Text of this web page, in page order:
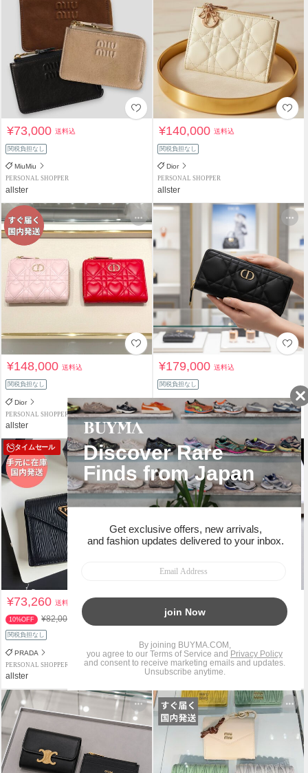
¥73,000送料込
関税負担なし
MiuMiu
PERSONAL SHOPPER
allster
¥140,000送料込
関税負担なし
Dior
PERSONAL SHOPPER
allster
¥148,000送料込
関税負担なし
Dior
PERSONAL SHOPPER
allster
¥179,000送料込
関税負担なし
PERSONAL SHOPPER
allster
タイムセール
¥73,260送料込
10%OFF ¥82,000
関税負担なし
PRADA
PERSONAL SHOPPER
allster
¥128,000
Dior
PERSONAL SHOPPER
allster